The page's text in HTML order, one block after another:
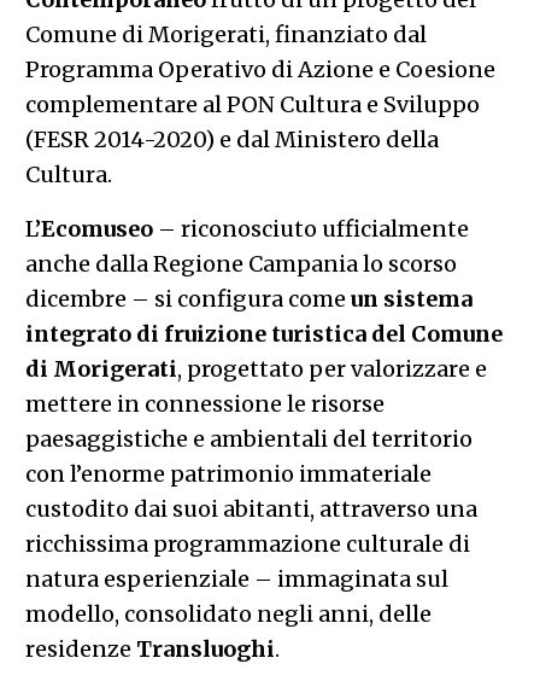
Comune di Morigerati, finanziato dal
Programma Operativo di Azione e Coesione
complementare al PON Cultura e Sviluppo
(FESR 2014-2020) e dal Ministero della
Cultura.
L’Ecomuseo– riconosciuto ufficialmente
anche dalla Regione Campania lo scorso
dicembre – si configura come un sistema
integrato di fruizione turistica del Comune
di Morigerati, progettato per valorizzare e
mettere in connessione le risorse
paesaggistiche e ambientali del territorio
con l’enorme patrimonio immateriale
custodito dai suoi abitanti, attraverso una
ricchissima programmazione culturale di
natura esperienziale – immaginata sul
modello, consolidato negli anni, delle
residenze Transluoghi.